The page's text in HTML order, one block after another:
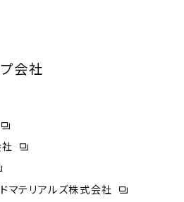
会社
マテリアルズ株式会社